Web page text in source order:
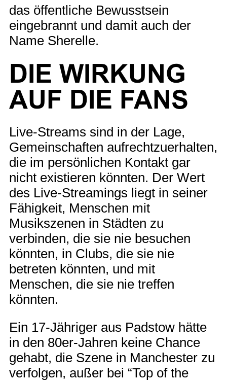
das öffentliche Bewusstsein
eingebrannt und damit auch der
Name Sherelle.
DIE WIRKUNG
AUF DIE FANS
Live-Streams sind in der Lage,
Gemeinschaften aufrechtzuerhalten,
die im persönlichen Kontakt gar
nicht existieren könnten. Der Wert
des Live-Streamings liegt in seiner
Fähigkeit, Menschen mit
Musikszenen in Städten zu
verbinden, die sie nie besuchen
könnten, in Clubs, die sie nie
betreten könnten, und mit
Menschen, die sie nie treffen
könnten.
Ein 17-Jähriger aus Padstow hätte
in den 80er-Jahren keine Chance
gehabt, die Szene in Manchester zu
verfolgen, außer bei “Top of the